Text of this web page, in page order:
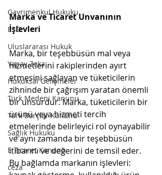
Gayrimenkul Hukuku
ESG
Uluslararası Hukuk
Yapay Zeka
Hukuksal Gelişmeler
Türk Medeni Kanunu
Türk Borçlar Kanunu
Sağlık Hukuku
E Ticaret Kanunu
ceza
Marka ve Ticaret Unvanının
İşlevleri
Marka, bir teşebbüsün mal veya
hizmetlerini rakiplerinden ayırt
etmesini sağlayan ve tüketicilerin
zihninde bir çağrışım yaratan önemli
bir unsurdur. Marka, tüketicilerin bir
ürünü veya hizmeti tercih
etmelerinde belirleyici rol oynayabilir
ve aynı zamanda bir teşebbüsün
itibarını ve değerini de temsil eder.
Bu bağlamda markanın işlevleri: